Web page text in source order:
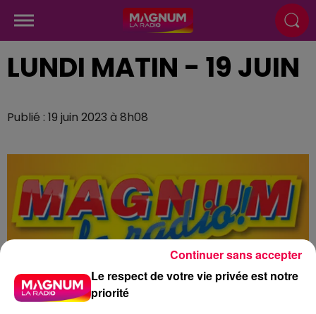
LUNDI MATIN - 19 JUIN
Publié : 19 juin 2023 à 8h08
Le respect de votre vie privée est notre
priorité
Continuer sans accepter